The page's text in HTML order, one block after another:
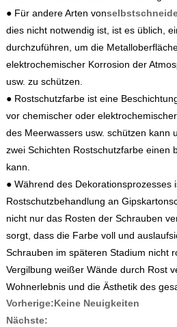
● Für andere Arten von
dies nicht notwendig ist, ist es üblich,
durchzuführen, um die
elektrochemischer Korrosion der
usw. zu schützen.
● Rostschutzfarbe ist eine
vor chemischer oder
des Meerwassers usw. schützen kann
zwei Schichten Rostschutzfarbe einen
kann.
● Während des Dekorationsprozesses
Rostschutzbehandlung an
nicht nur das Rosten der Schrauben
sorgt, dass die Farbe voll und
Schrauben im späteren Stadium nicht
Vergilbung weißer Wände durch Rost
Wohnerlebnis und die Ästhetik des
Vorherige:Keine Neuigkeiten
Nächste: